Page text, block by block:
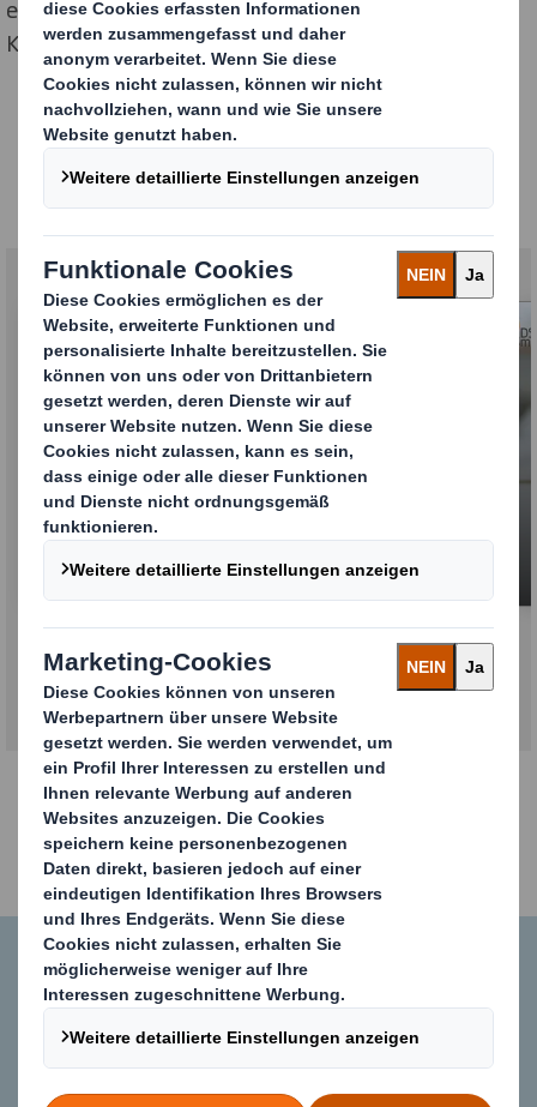
entwickeln und sich erfolgreich auf ihrem jeweiligen
Karriereweg entfalten können.
Ihre beruflichen
Möglichkeiten bei DS Smith
Warum DS Smith
Kontakte